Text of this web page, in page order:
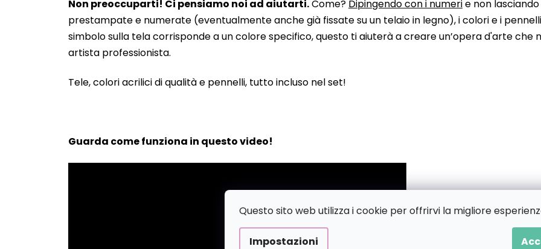
Questo sito web utilizza i cookie per offrirvi la migliore
Impostazioni
Non preoccuparti! Ci pensiamo noi ad aiutarti.Come? Dipingendo con i numerie non
prestampate e numerate (eventualmente anche già fissate su un telaio in legno), i colori e i
simbolo sulla tela corrisponde a un colore specifico, questo ti aiuterà a creare un’opera d'arte che
artista professionista.
Tele, colori acrilici di qualità e pennelli, tutto incluso nel set!
Guarda come funziona in questo video!